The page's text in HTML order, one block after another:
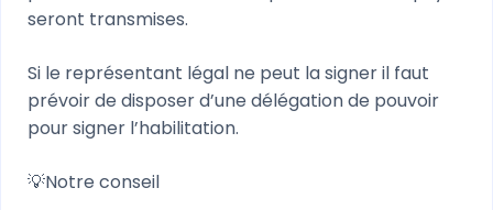
seront transmises.
Si le représentant légal ne peut la signer il faut
prévoir de disposer d’une délégation de pouvoir
pour signer l’habilitation.
💡Notre conseil